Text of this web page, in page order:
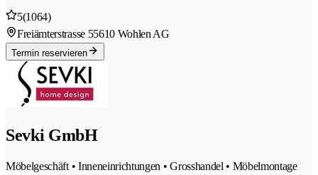
5(1064)
Freiämterstrasse 55610 Wohlen AG
Termin reservieren
Sevki GmbH
Möbelgeschäft • Inneneinrichtungen • Grosshandel • Möbelmontage